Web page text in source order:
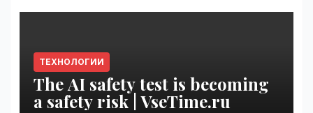
ТЕХНОЛОГИИ
The AI safety test is becoming
a safety risk | VseTime.ru